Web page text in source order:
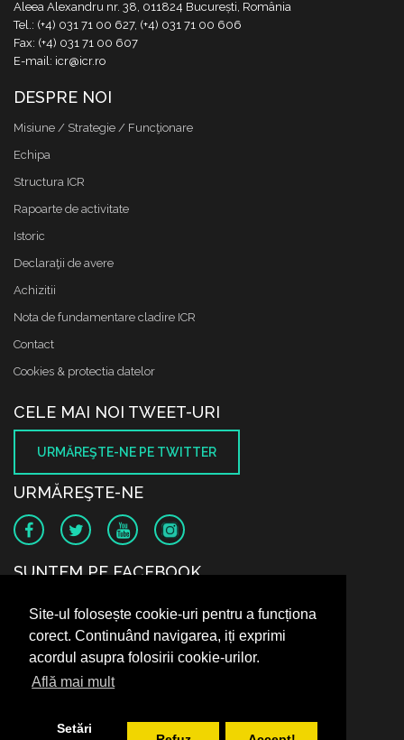
Site-ul folosește cookie-uri pentru a funcționa
corect. Continuând navigarea, iți exprimi
acordul asupra folosirii cookie-urilor.
Află mai mult
Setări
Aleea Alexandru nr. 38, 011824 București, România
Tel.: (+4) 031 71 00 627, (+4) 031 71 00 606
Fax: (+4) 031 71 00 607
E-mail: icr@icr.ro
DESPRE NOI
Misiune / Strategie / Funcţionare
Echipa
Structura ICR
Rapoarte de activitate
Istoric
Declaraţii de avere
Achizitii
Nota de fundamentare cladire ICR
Contact
Cookies & protectia datelor
CELE MAI NOI TWEET-URI
URMĂREŞTE-NE PE TWITTER
URMĂREŞTE-NE
SUNTEM PE FACEBOOK